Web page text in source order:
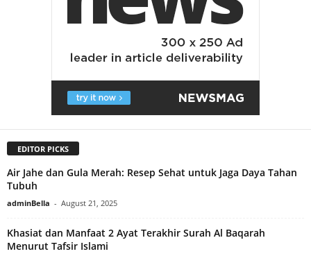
EDITOR PICKS
Air Jahe dan Gula Merah: Resep Sehat untuk Jaga Daya Tahan
Tubuh
adminBella - August 21, 2025
Khasiat dan Manfaat 2 Ayat Terakhir Surah Al Baqarah
Menurut Tafsir Islami